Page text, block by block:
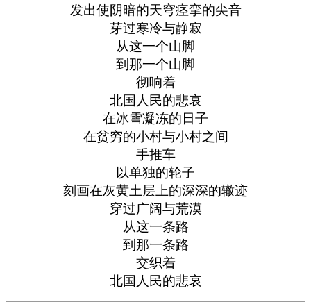
发出使阴暗的天穹痉挛的尖音
芽过寒冷与静寂
从这一个山脚
到那一个山脚
彻响着
北国人民的悲哀
在冰雪凝冻的日子
在贫穷的小村与小村之间
手推车
以单独的轮子
刻画在灰黄土层上的深深的辙迹
穿过广阔与荒漠
从这一条路
到那一条路
交织着
北国人民的悲哀